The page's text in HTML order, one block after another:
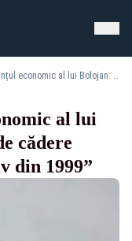
Ciolacu atacă bilanțul economic al lui Bolojan: „Trei trimestre de cădere economică. Record negativ din 1999”
al lui
cădere
din 1999”